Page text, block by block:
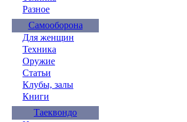
Разное
Самооборона
Для женщин
Техника
Оружие
Статьи
Клубы, залы
Книги
Таеквондо